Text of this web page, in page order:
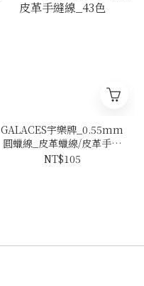
GALACES宇樂牌_0.55mm
圓蠟線_皮革蠟線/皮革手縫
線_43色
NT$105